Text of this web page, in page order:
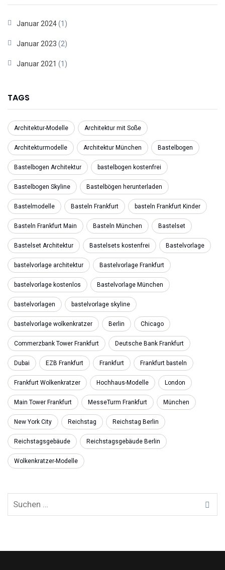
Januar 2024(1)
Januar 2023 (2)
Januar 2021 (1)
TAGS
Architektur-Modelle Architektur mit Soße
Architekturmodelle Architektur München Bastelbogen
Bastelbogen Architektur bastelbogen kostenfrei
Bastelbogen Skyline Bastelbögen herunterladen
Bastelmodelle Basteln Frankfurt basteln Frankfurt Kinder
Basteln Frankfurt Main Basteln München Bastelset
Bastelset Architektur Bastelsets kostenfrei Bastelvorlage
bastelvorlage architektur Bastelvorlage Frankfurt
bastelvorlage kostenlos Bastelvorlage München
bastelvorlagen bastelvorlage skyline
bastelvorlage wolkenkratzer Berlin Chicago
Commerzbank Tower Frankfurt Deutsche Bank Frankfurt
Dubai EZB Frankfurt Frankfurt Frankfurt basteln
Frankfurt Wolkenkratzer Hochhaus-Modelle London
Main Tower Frankfurt MesseTurm Frankfurt München
New York City Reichstag Reichstag Berlin
Reichstagsgebäude Reichstagsgebäude Berlin
Wolkenkratzer-Modelle